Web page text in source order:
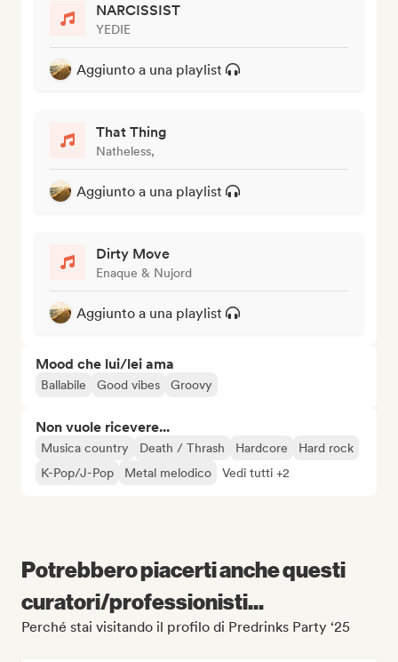
NARCISSIST
YEDIE
Aggiunto a una playlist
That Thing
Natheless,
Aggiunto a una playlist
Dirty Move
Enaque & Nujord
Aggiunto a una playlist
Mood che lui/lei ama
Ballabile Good vibes Groovy
Non vuole ricevere...
Musica country Death / Thrash Hardcore
Hard rock
K-Pop/J-Pop
Metal melodico Vedi tutti +2
Potrebbero piacerti anche questi
curatori/professionisti...
Perché stai visitando il profilo di Predrinks Party ‘25